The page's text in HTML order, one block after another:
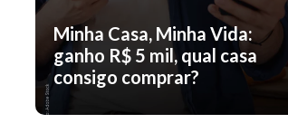
Minha Casa, Minha Vida:
ganho R$ 5 mil, qual casa
consigo comprar?